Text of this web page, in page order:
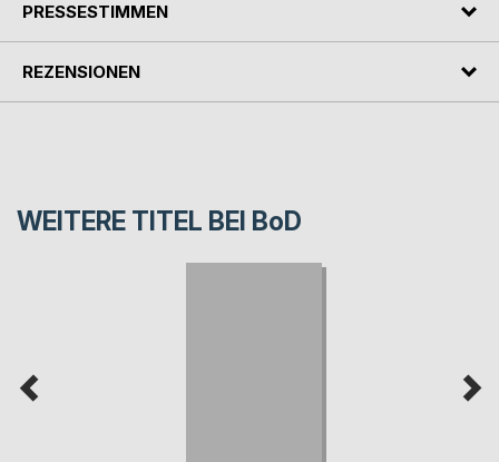
PRESSESTIMMEN
REZENSIONEN
WEITERE TITEL BEI BoD